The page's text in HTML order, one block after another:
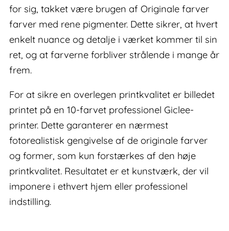
for sig, takket være brugen af Originale farver
farver med rene pigmenter. Dette sikrer, at hvert
enkelt nuance og detalje i værket kommer til sin
ret, og at farverne forbliver strålende i mange år
frem.
For at sikre en overlegen printkvalitet er billedet
printet på en 10-farvet professionel Giclee-
printer. Dette garanterer en nærmest
fotorealistisk gengivelse af de originale farver
og former, som kun forstærkes af den høje
printkvalitet. Resultatet er et kunstværk, der vil
imponere i ethvert hjem eller professionel
indstilling.